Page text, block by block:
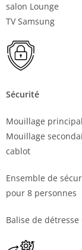
salon Lounge
TV Samsung
Sécurité
Mouillage
Mouillage
cablot
Ensemble de
pour 8 personnes
Balise de détresse